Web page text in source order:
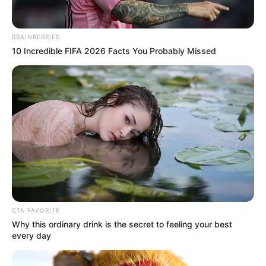
el
corregimiento de Rocha, donde fueincinerado
material electoraldurante una jornada de votaciones.
BRAINBERRIES
10 Incredible FIFA 2026 Facts You Probably Missed
CTA FAVORITE
Why this ordinary drink is the secret to feeling your best
every day